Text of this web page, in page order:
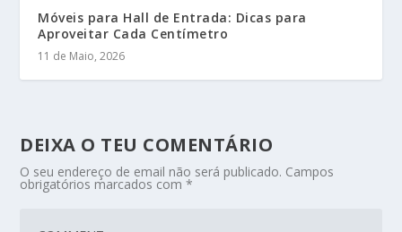
Móveis para Hall de Entrada: Dicas para
Aproveitar Cada Centímetro
11 de Maio, 2026
DEIXA O TEU COMENTÁRIO
O seu endereço de email não será publicado. Campos
obrigatórios marcados com*